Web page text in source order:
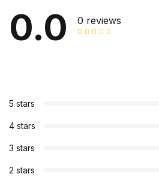
0.0 0 reviews
5 stars
4 stars
3 stars
2 stars